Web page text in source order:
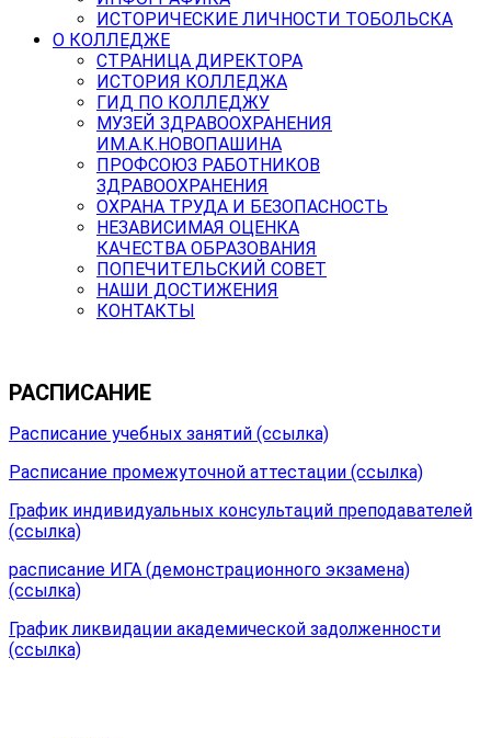
ИСТОРИЧЕСКИЕ ЛИЧНОСТИ ТОБОЛЬСКА
О КОЛЛЕДЖЕ
СТРАНИЦА ДИРЕКТОРА
ИСТОРИЯ КОЛЛЕДЖА
ГИД ПО КОЛЛЕДЖУ
МУЗЕЙ ЗДРАВООХРАНЕНИЯ
ИМ.А.К.НОВОПАШИНА
ПРОФСОЮЗ РАБОТНИКОВ
ЗДРАВООХРАНЕНИЯ
ОХРАНА ТРУДА И БЕЗОПАСНОСТЬ
НЕЗАВИСИМАЯ ОЦЕНКА
КАЧЕСТВА ОБРАЗОВАНИЯ
ПОПЕЧИТЕЛЬСКИЙ СОВЕТ
НАШИ ДОСТИЖЕНИЯ
КОНТАКТЫ
РАСПИСАНИЕ
Расписание учебных занятий (ссылка)
Расписание промежуточной аттестации (ссылка)
График индивидуальных консультаций преподавателей
(ссылка)
расписание ИГА (демонстрационного экзамена)
(ссылка)
График ликвидации академической задолженности
(ссылка)